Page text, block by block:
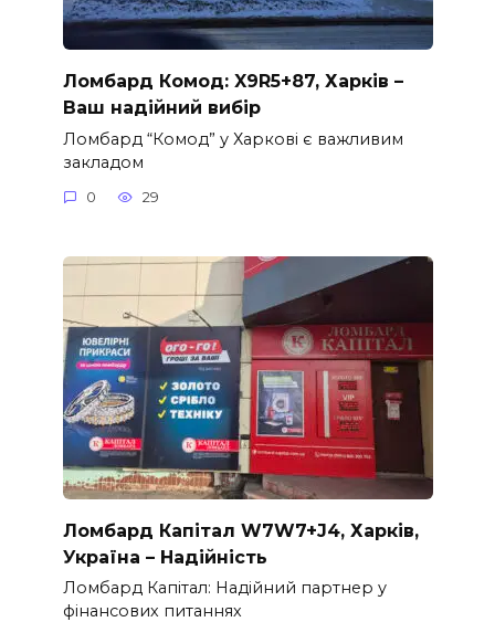
Ломбард Комод: X9R5+87, Харків –
Ваш надійний вибір
Ломбард “Комод” у Харкові є важливим
закладом
0 29
Ломбард Капітал W7W7+J4, Харків,
Україна – Надійність
Ломбард Капітал: Надійний партнер у
фінансових питаннях